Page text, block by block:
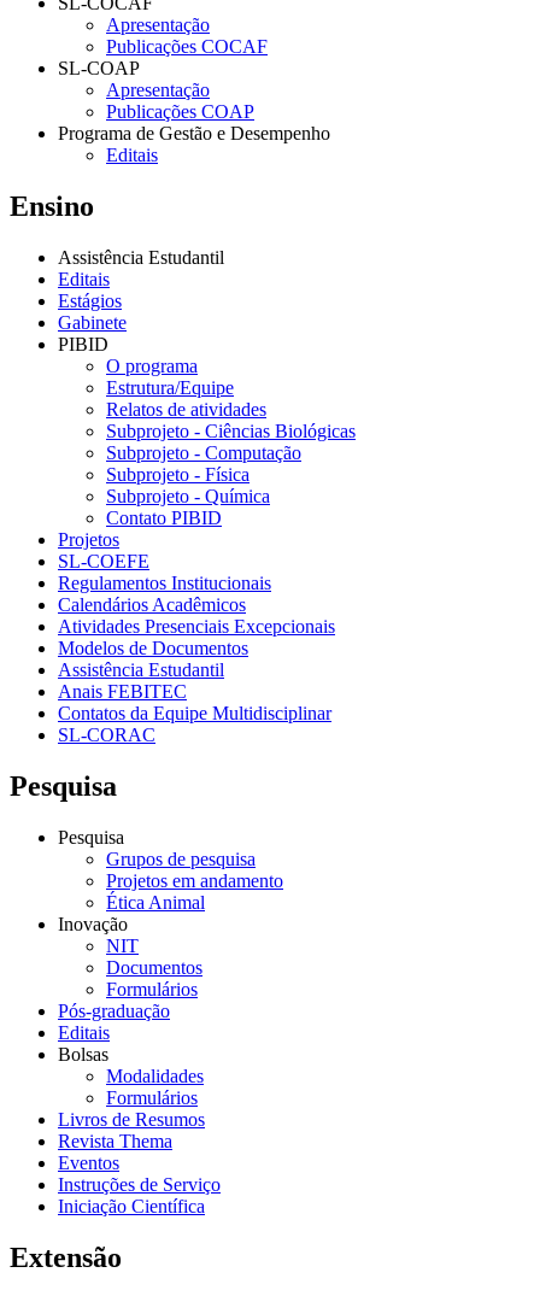
Apresentação
Publicações COCAF
SL-COAP
Apresentação
Publicações COAP
Programa de Gestão e Desempenho
Editais
Ensino
Assistência Estudantil
Editais
Estágios
Gabinete
PIBID
O programa
Estrutura/Equipe
Relatos de atividades
Subprojeto - Ciências Biológicas
Subprojeto - Computação
Subprojeto - Física
Subprojeto - Química
Contato PIBID
Projetos
SL-COEFE
Regulamentos Institucionais
Calendários Acadêmicos
Atividades Presenciais Excepcionais
Modelos de Documentos
Assistência Estudantil
Anais FEBITEC
Contatos da Equipe Multidisciplinar
SL-CORAC
Pesquisa
Pesquisa
Grupos de pesquisa
Projetos em andamento
Ética Animal
Inovação
NIT
Documentos
Formulários
Pós-graduação
Editais
Bolsas
Modalidades
Formulários
Livros de Resumos
Revista Thema
Eventos
Instruções de Serviço
Iniciação Científica
Extensão